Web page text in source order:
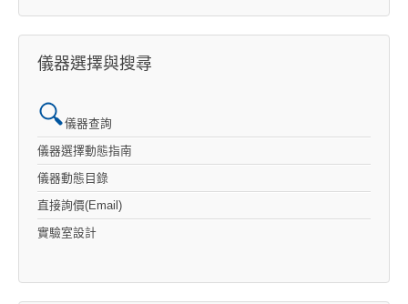
儀器選擇與搜尋
儀器查詢
儀器選擇動態指南
儀器動態目錄
直接詢價(Email)
實驗室設計